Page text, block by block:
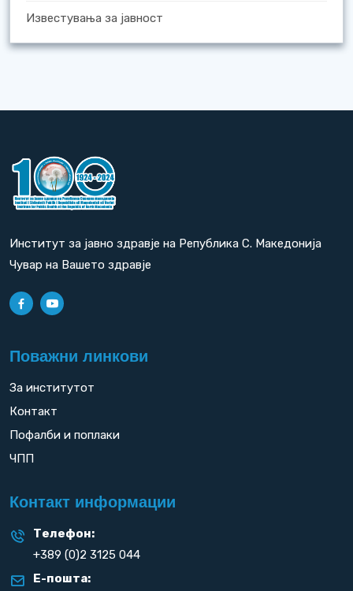
Известувања за јавност
Институт за јавно здравје на Република С. Македонија
Чувар на Вашето здравје
Поважни линкови
За институтот
Контакт
Пофалби и поплаки
ЧПП
Контакт информации
Телефон:
+389 (0)2 3125 044
Е-пошта: